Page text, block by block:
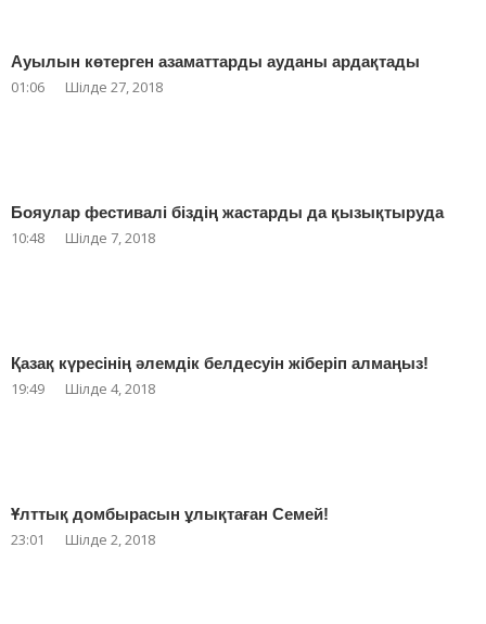
Ауылын көтерген азаматтарды ауданы ардақтады
01:06 Шілде 27, 2018
Бояулар фестивалі біздің жастарды да қызықтыруда
10:48 Шілде 7, 2018
Қазақ күресінің әлемдік белдесуін жіберіп алмаңыз!
19:49 Шілде 4, 2018
Ұлттық домбырасын ұлықтаған Семей!
23:01 Шілде 2, 2018